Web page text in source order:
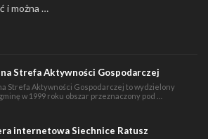
i można …
Strefa Aktywności Gospodarczej
Strefa Aktywności Gospodarczej to wydzielony
w 1999 roku obszar przeznaczony pod …
internetowa Siechnice Ratusz